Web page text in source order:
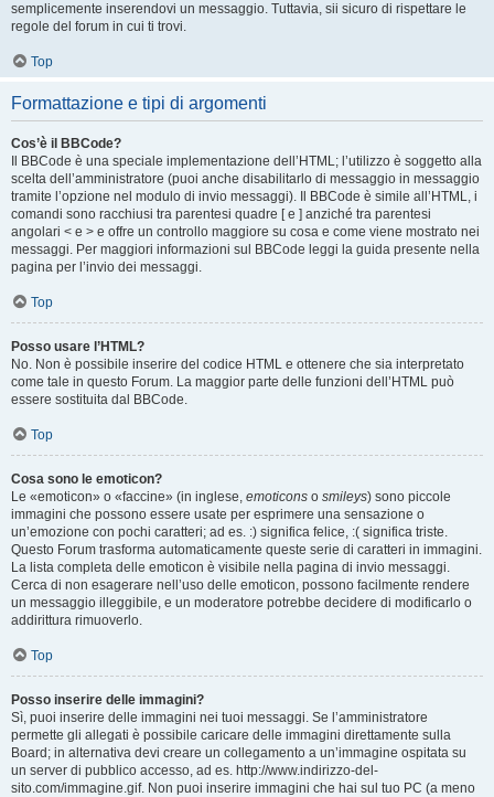
semplicemente inserendovi un messaggio. Tuttavia, sii sicuro di rispettare le
regole del forum in cui ti trovi.
Top
Formattazione e tipi di argomenti
Cos’è il BBCode?
Il BBCode è una speciale implementazione dell’HTML; l’utilizzo è soggetto alla
scelta dell’amministratore (puoi anche disabilitarlo di messaggio in messaggio
tramite l’opzione nel modulo di invio messaggi). Il BBCode è simile all’HTML, i
comandi sono racchiusi tra parentesi quadre [ e ] anziché tra parentesi
angolari < e > e offre un controllo maggiore su cosa e come viene mostrato nei
messaggi. Per maggiori informazioni sul BBCode leggi la guida presente nella
pagina per l’invio dei messaggi.
Top
Posso usare l’HTML?
No. Non è possibile inserire del codice HTML e ottenere che sia interpretato
come tale in questo Forum. La maggior parte delle funzioni dell’HTML può
essere sostituita dal BBCode.
Top
Cosa sono le emoticon?
Le «emoticon» o «faccine» (in inglese, emoticons o smileys) sono piccole
immagini che possono essere usate per esprimere una sensazione o
un’emozione con pochi caratteri; ad es. :) significa felice, :( significa triste.
Questo Forum trasforma automaticamente queste serie di caratteri in immagini.
La lista completa delle emoticon è visibile nella pagina di invio messaggi.
Cerca di non esagerare nell’uso delle emoticon, possono facilmente rendere
un messaggio illeggibile, e un moderatore potrebbe decidere di modificarlo o
addirittura rimuoverlo.
Top
Posso inserire delle immagini?
Sì, puoi inserire delle immagini nei tuoi messaggi. Se l’amministratore
permette gli allegati è possibile caricare delle immagini direttamente sulla
Board; in alternativa devi creare un collegamento a un’immagine ospitata su
un server di pubblico accesso, ad es. http://www.indirizzo-del-
sito.com/immagine.gif. Non puoi inserire immagini che hai sul tuo PC (a meno